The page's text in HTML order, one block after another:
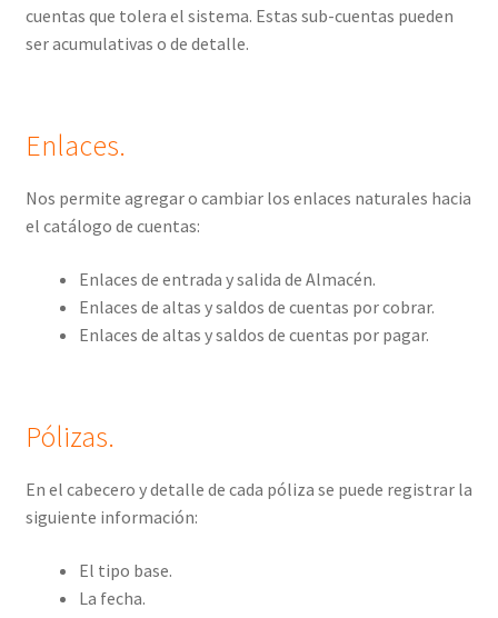
cuentas que tolera el sistema. Estas sub-cuentas pueden
ser acumulativas o de detalle.
Enlaces.
Nos permite agregar o cambiar los enlaces naturales hacia
el catálogo de cuentas:
Enlaces de entrada y salida de Almacén.
Enlaces de altas y saldos de cuentas por cobrar.
Enlaces de altas y saldos de cuentas por pagar.
Pólizas.
En el cabecero y detalle de cada póliza se puede registrar la
siguiente información:
El tipo base.
La fecha.